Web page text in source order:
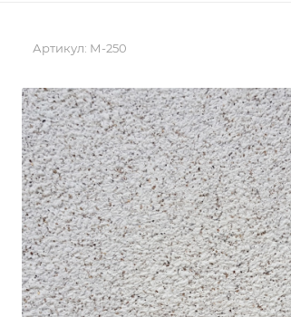
Артикул: М-250